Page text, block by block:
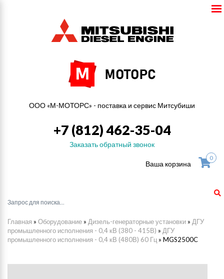
ООО «М-МОТОРС» - поставка и сервис Митсубиши
+7 (812) 462-35-04
Заказать обратный звонок
Ваша корзина
0
Главная » Оборудование » Дизель-генераторные установки » ДГУ
промышленного исполнения - 0,4 кВ (380 - 415В) » ДГУ
промышленного исполнения - 0,4 кВ (480В) 60 Гц » MGS2500C